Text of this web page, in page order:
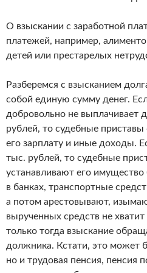
О взыскании с заработной
платежей, например,
детей или престарелых
Разберемся с взысканием
собой единую сумму денег.
добровольно не выплачивает
рублей, то судебные
его зарплату и иные доходы.
тыс. рублей, то судебные
устанавливают его
в банках, транспортные
а потом арестовывают,
вырученных средств не
только тогда взыскание
должника. Кстати, это может
но и трудовая пенсия, пенсия